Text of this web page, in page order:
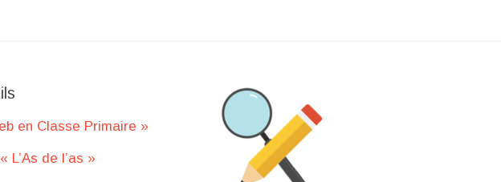
en Classe Primaire »
L’As de l’as »